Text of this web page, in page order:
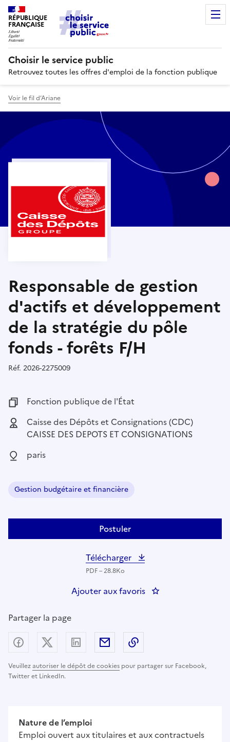
RÉPUBLIQUE
FRANÇAISE
Choisir le service public
Retrouvez toutes les offres d'emploi de la fonction publique
Voir le fil d’Ariane
Responsable de gestion
d'actifs et développement
de la stratégie du pôle
fonds - forêts F/H
Réf. Référence :
2026-2275009
Fonction publique :
Fonction publique de l'État
Employeur :
Caisse des Dépôts et Consignations (CDC)
CAISSE DES DEPOTS ET CONSIGNATIONS
Localisation :
paris
Domaine :
Gestion budgétaire et financière
Postuler
Télécharger
PDF – 28.8Ko
Ajouter aux favoris : Responsable de
Partager la page
Veuillezautoriser le dépôt de cookies pour partager sur Facebook,
Twitter et LinkedIn.
Partager sur Facebook
Partager sur X (anciennement Twitter) -
Partager sur LinkedIn
Partager par email
Nature de l’emploi
Emploi ouvert aux titulaires et aux contractuels